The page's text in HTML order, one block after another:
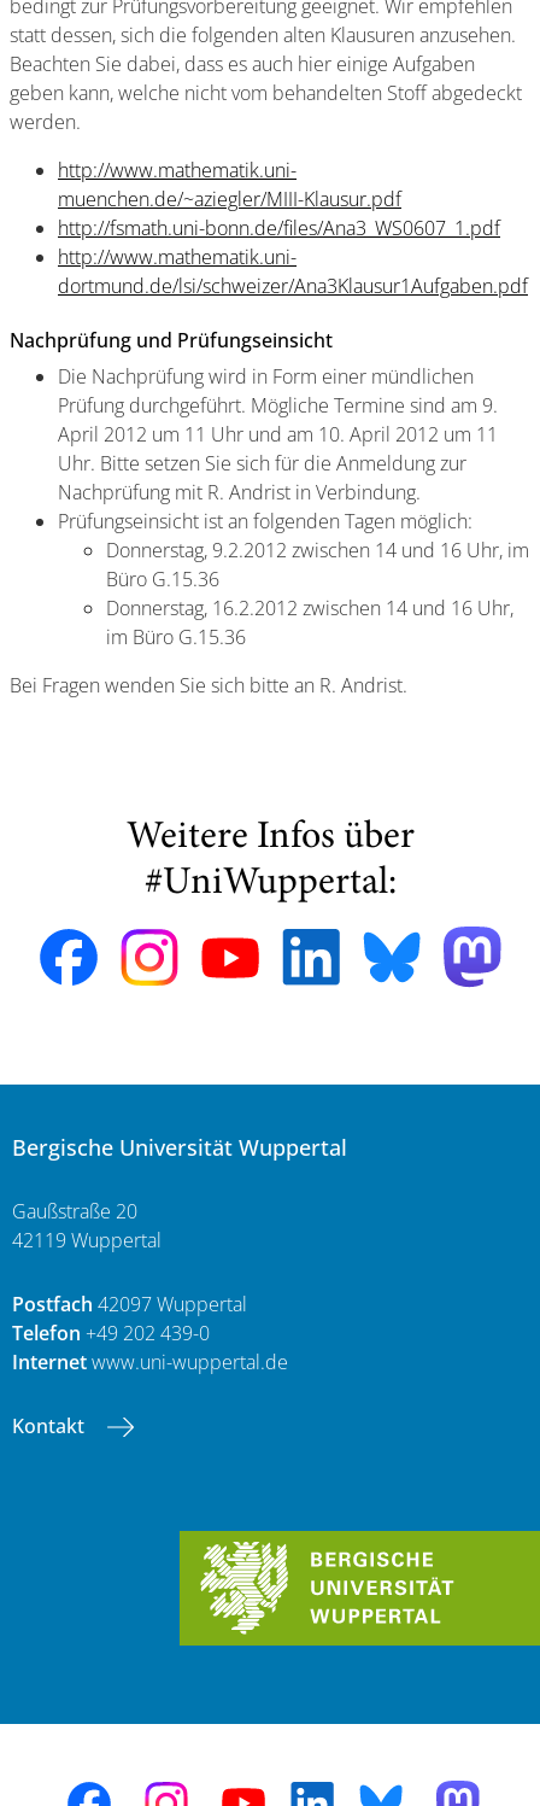
bedingt zur Prüfungsvorbereitung geeignet. Wir empfehlen
statt dessen, sich die folgenden alten Klausuren anzusehen.
Beachten Sie dabei, dass es auch hier einige Aufgaben
geben kann, welche nicht vom behandelten Stoff abgedeckt
werden.
http://www.mathematik.uni-
muenchen.de/~aziegler/MIII-Klausur.pdf
http://fsmath.uni-bonn.de/files/Ana3_WS0607_1.pdf
http://www.mathematik.uni-
dortmund.de/lsi/schweizer/Ana3Klausur1Aufgaben.pdf
Nachprüfung und Prüfungseinsicht
Die Nachprüfung wird in Form einer mündlichen
Prüfung durchgeführt. Mögliche Termine sind am 9.
April 2012 um 11 Uhr und am 10. April 2012 um 11
Uhr. Bitte setzen Sie sich für die Anmeldung zur
Nachprüfung mit R. Andrist in Verbindung.
Prüfungseinsicht ist an folgenden Tagen möglich:
Donnerstag, 9.2.2012 zwischen 14 und 16 Uhr, im
Büro G.15.36
Donnerstag, 16.2.2012 zwischen 14 und 16 Uhr,
im Büro G.15.36
Bei Fragen wenden Sie sich bitte an R. Andrist.
Weitere Infos über
#UniWuppertal:
Bergische Universität Wuppertal
Gaußstraße 20
42119 Wuppertal
Postfach 42097 Wuppertal
Telefon +49 202 439-0
Internetwww.uni-wuppertal.de
Kontakt